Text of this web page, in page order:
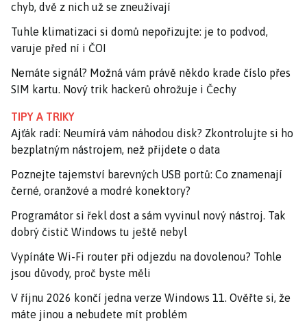
chyb, dvě z nich už se zneužívají
Tuhle klimatizaci si domů nepořizujte: je to podvod,
varuje před ní i ČOI
Nemáte signál? Možná vám právě někdo krade číslo přes
SIM kartu. Nový trik hackerů ohrožuje i Čechy
TIPY A TRIKY
Ajťák radí: Neumírá vám náhodou disk? Zkontrolujte si ho
bezplatným nástrojem, než přijdete o data
Poznejte tajemství barevných USB portů: Co znamenají
černé, oranžové a modré konektory?
Programátor si řekl dost a sám vyvinul nový nástroj. Tak
dobrý čistič Windows tu ještě nebyl
Vypínáte Wi-Fi router při odjezdu na dovolenou? Tohle
jsou důvody, proč byste měli
V říjnu 2026 končí jedna verze Windows 11. Ověřte si, že
máte jinou a nebudete mít problém